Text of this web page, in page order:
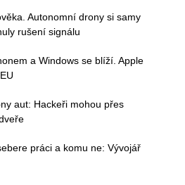
Autonomní drony si samy
rušení signálu
a Windows se blíží. Apple
aut: Hackeři mohou přes
práci a komu ne: Vývojář